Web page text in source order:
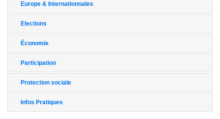
Europe & Internationnales
Elections
Économie
Participation
Protection sociale
Infos Pratiques